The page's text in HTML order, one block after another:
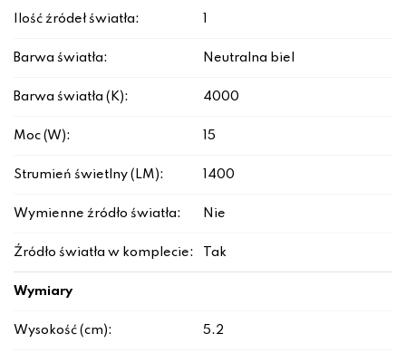
Ilość źródeł światła:
Barwa światła: Neutralna biel
Barwa światła (K): 4000
Moc (W): 15
Strumień świetlny (LM): 1400
Wymienne źródło światła: Nie
Źródło światła w komplecie: Tak
Wymiary
Wysokość (cm): 5.2